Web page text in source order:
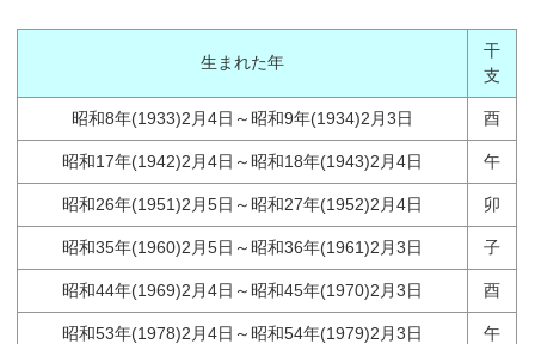
生まれた年
干
支
昭和8年(1933)2月4日～昭和9年(1934)2月3日 酉
昭和17年(1942)2月4日～昭和18年(1943)2月4日 午
昭和26年(1951)2月5日～昭和27年(1952)2月4日 卯
昭和35年(1960)2月5日～昭和36年(1961)2月3日 子
昭和44年(1969)2月4日～昭和45年(1970)2月3日 酉
昭和53年(1978)2月4日～昭和54年(1979)2月3日 午